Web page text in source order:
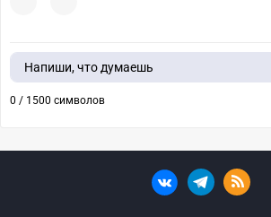
Напиши, что думаешь
0 / 1500 символов